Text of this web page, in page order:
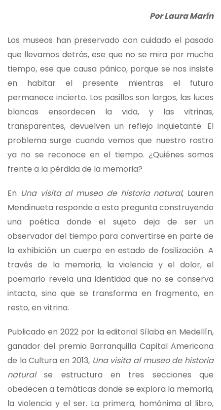
Por Laura Marín
Los museos han preservado con cuidado el pasado
que llevamos detrás, ese que no se mira por mucho
tiempo, ese que causa pánico, porque se nos insiste
en habitar el presente mientras el futuro
permanece incierto. Los pasillos son largos, las luces
blancas ensordecen la vida, y las vitrinas,
transparentes, devuelven un reflejo inquietante. El
problema surge cuando vemos que nuestro rostro
ya no se reconoce en el tiempo. ¿Quiénes somos
frente a la pérdida de la memoria?
En Una visita al museo de historia natural, Lauren
Mendinueta responde a esta pregunta construyendo
una poética donde el sujeto deja de ser un
observador del tiempo para convertirse en parte de
la exhibición: un cuerpo en estado de fosilización. A
través de la memoria, la violencia y el dolor, el
poemario revela una identidad que no se conserva
intacta, sino que se transforma en fragmento, en
resto, en vitrina.
Publicado en 2022 por la editorial Sílaba en Medellín,
ganador del premio Barranquilla Capital Americana
de la Cultura en 2013, Una visita al museo de historia
naturalse estructura en tres secciones que
obedecen a temáticas donde se explora la memoria,
la violencia y el ser. La primera, homónima al libro,